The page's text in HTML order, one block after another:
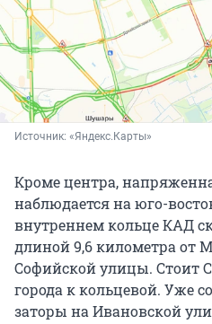
Источник: «Яндекс.Карты»
Кроме центра,
наблюдается на юго-
внутреннем кольце КАД
длиной 9,6 километра от
Софийской улицы. Стоит
города к кольцевой. Уже
заторы на Ивановской